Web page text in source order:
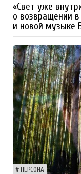
«Свет уже
о возвращении
и новой музыке
ПЕРСОНА